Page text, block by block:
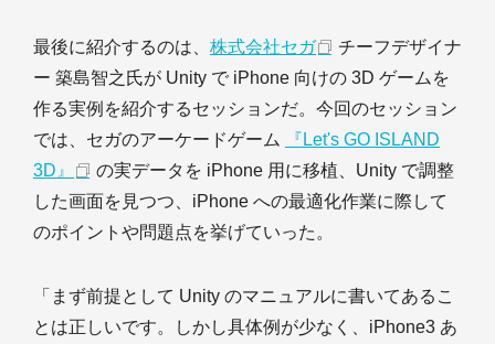
最後に紹介するのは、 株式会社セガ
チーフデザイナ
ー 築島智之氏が Unity で iPhone 向けの 3D ゲームを
作る実例を紹介するセッションだ。今回のセッション
では、セガのアーケードゲーム
『Let's GO ISLAND
3D』
の実データを iPhone 用に移植、Unity で調整
した画面を見つつ、iPhone への最適化作業に際して
のポイントや問題点を挙げていった。
「まず前提として Unity のマニュアルに書いてあるこ
とは正しいです。しかし具体例が少なく、iPhone3 あ